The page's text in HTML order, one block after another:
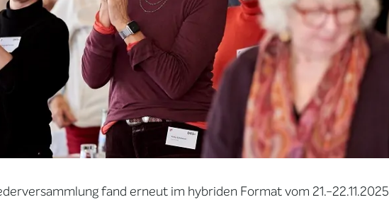
fand erneut im hybriden Format vom 21.-22.11.2025